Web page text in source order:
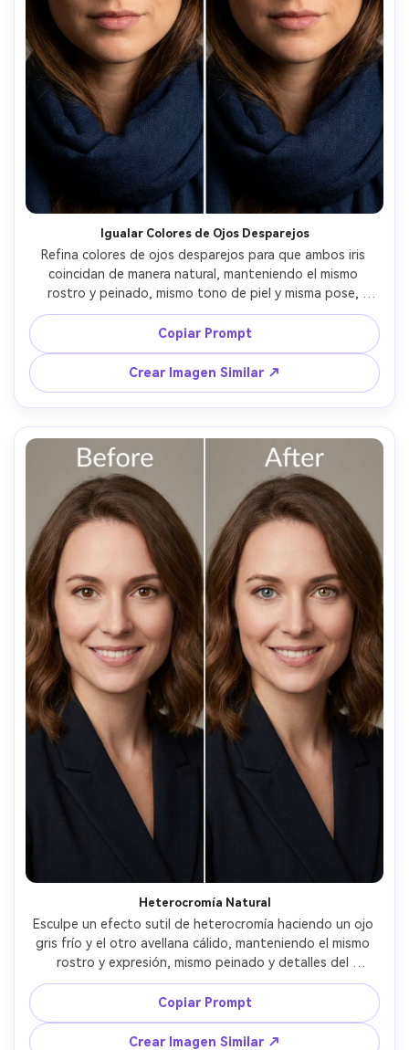
Igualar Colores de Ojos Desparejos
Refina colores de ojos desparejos para que ambos iris
coincidan de manera natural, manteniendo el mismo
rostro y peinado, mismo tono de piel y misma pose,
preservando la iluminación original y detalles del fondo,
mantén textura de iris consistente y evita cambiar
maquillaje de párpados --ar 4:5
Copiar Prompt
Crear Imagen Similar ↗
Heterocromía Natural
Esculpe un efecto sutil de heterocromía haciendo un ojo
gris frío y el otro avellana cálido, manteniendo el mismo
rostro y expresión, mismo peinado y detalles del
atuendo, preservando la iluminación original y detalles del
fondo, mantén detalle realista del iris y reflejos
coincidentes --ar 4:5
Copiar Prompt
Crear Imagen Similar ↗